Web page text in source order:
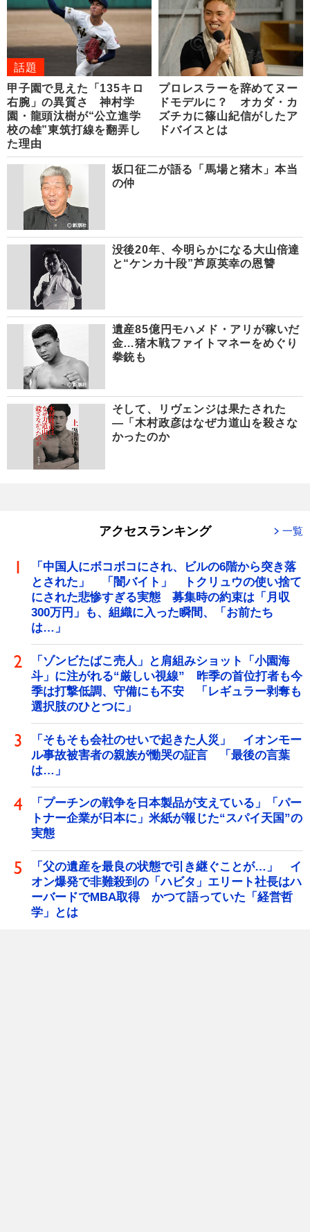
話題
甲子園で見えた「135キロ
右腕」の異質さ 神村学
園・龍頭汰樹が“公立進学
校の雄”東筑打線を翻弄し
た理由
プロレスラーを辞めてヌー
ドモデルに？ オカダ・カ
ズチカに篠山紀信がしたア
ドバイスとは
坂口征二が語る「馬場と猪木」本当
の仲
没後20年、今明らかになる大山倍達
と“ケンカ十段”芦原英幸の恩讐
遺産85億円モハメド・アリが稼いだ
金…猪木戦ファイトマネーをめぐり
拳銃も
そして、リヴェンジは果たされた
―「木村政彦はなぜ力道山を殺さな
かったのか
アクセスランキング 一覧
「中国人にボコボコにされ、ビルの6階から突き落
とされた」 「闇バイト」 トクリュウの使い捨て
にされた悲惨すぎる実態 募集時の約束は「月収
300万円」も、組織に入った瞬間、「お前たち
は…」
「ゾンビたばこ売人」と肩組みショット「小園海
斗」に注がれる“厳しい視線” 昨季の首位打者も今
季は打撃低調、守備にも不安 「レギュラー剥奪も
選択肢のひとつに」
「そもそも会社のせいで起きた人災」 イオンモー
ル事故被害者の親族が慟哭の証言 「最後の言葉
は…」
「プーチンの戦争を日本製品が支えている」「パー
トナー企業が日本に」米紙が報じた“スパイ天国”の
実態
「父の遺産を最良の状態で引き継ぐことが…」 イ
オン爆発で非難殺到の「ハビタ」エリート社長はハ
ーバードでMBA取得 かつて語っていた「経営哲
学」とは